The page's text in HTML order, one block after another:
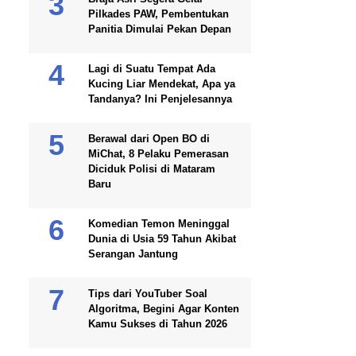
Pilkades PAW, Pembentukan
Panitia Dimulai Pekan Depan
Lagi di Suatu Tempat Ada
Kucing Liar Mendekat, Apa ya
Tandanya? Ini Penjelesannya
Berawal dari Open BO di
MiChat, 8 Pelaku Pemerasan
Diciduk Polisi di Mataram
Baru
Komedian Temon Meninggal
Dunia di Usia 59 Tahun Akibat
Serangan Jantung
Tips dari YouTuber Soal
Algoritma, Begini Agar Konten
Kamu Sukses di Tahun 2026